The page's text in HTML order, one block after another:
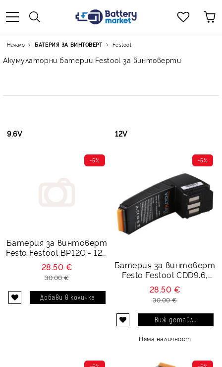
Начало БАТЕРИЯ ЗА ВИНТОВЕРТ Festool
Акумулаторни батерии Festool за винтоверти
9.6V 12V
Батерия за винтоверт
Festo Festool BP12C - 12V
3000 mAh
-5%
28.50 €
30.00 €
Батерия за винтоверт
Festo Festool CDD9.6,
BPH9.6C - Ni-Mh 9.6V,
3000 mAh
-5%
28.50 €
30.00 €
Виж детайли
Няма наличност